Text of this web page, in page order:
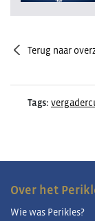
Terug naar
Tags:
Over het
Wie was Perikles?